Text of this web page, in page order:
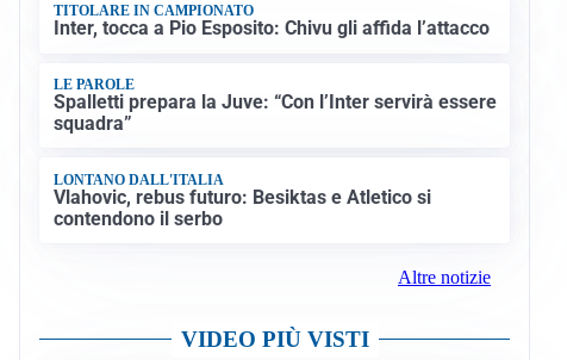
TITOLARE IN CAMPIONATO
Inter, tocca a Pio Esposito: Chivu gli affida l’attacco
LE PAROLE
Spalletti prepara la Juve: “Con l’Inter servirà essere
squadra”
LONTANO DALL'ITALIA
Vlahovic, rebus futuro: Besiktas e Atletico si
contendono il serbo
Altre notizie
VIDEO PIÙ VISTI